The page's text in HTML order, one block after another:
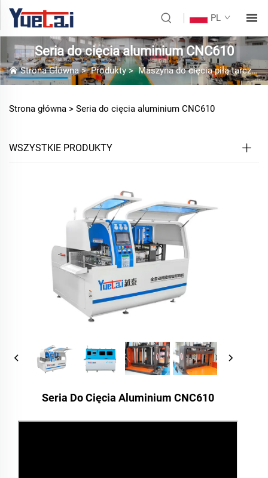
PL
Seria do cięcia aluminium CNC610
Strona Główna>Produkty>Maszyna do cięcia piłą tarczową
Strona główna > Seria do cięcia aluminium CNC610
WSZYSTKIE PRODUKTY
Seria Do Cięcia Aluminium CNC610